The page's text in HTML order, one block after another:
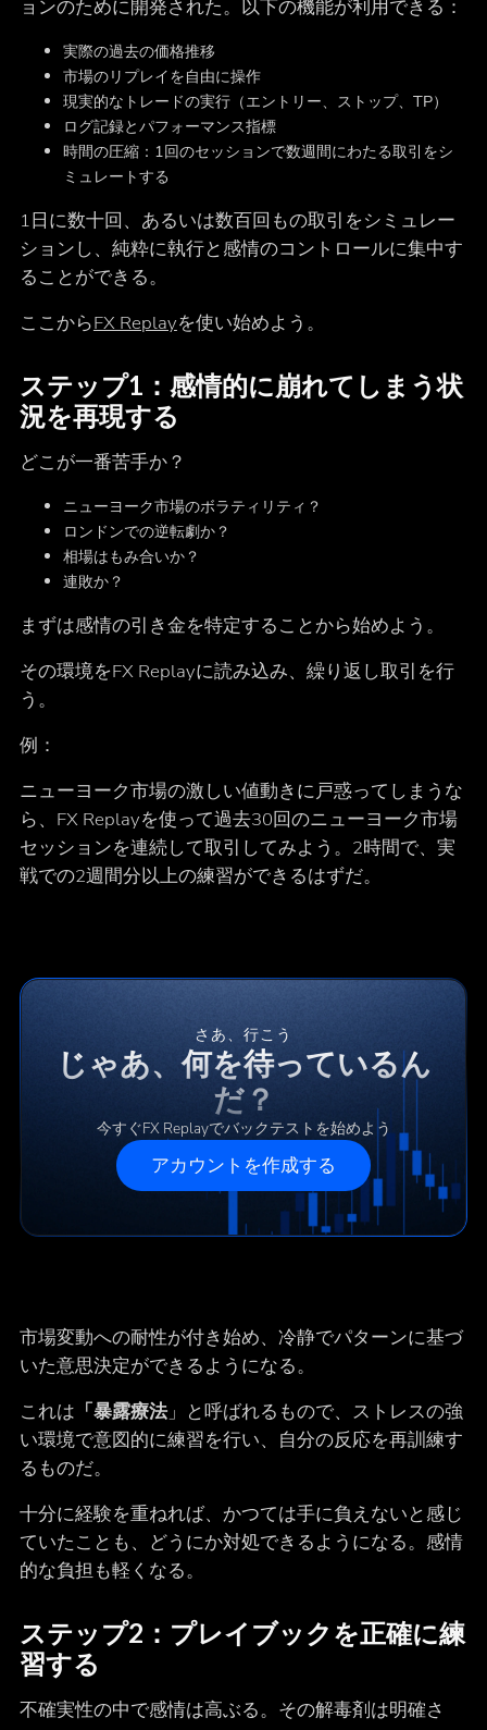
ョンのために開発された。以下の機能が利用できる：
実際の過去の価格推移
市場のリプレイを自由に操作
現実的なトレードの実行（エントリー、ストップ、TP）
ログ記録とパフォーマンス指標
時間の圧縮：1回のセッションで数週間にわたる取引をシ
ミュレートする
1日に数十回、あるいは数百回もの取引をシミュレー
ションし、純粋に執行と感情のコントロールに集中す
ることができる。
ここからFX Replayを使い始めよう。
ステップ1：感情的に崩れてしまう状
況を再現する
どこが一番苦手か？
ニューヨーク市場のボラティリティ？
ロンドンでの逆転劇か？
相場はもみ合いか？
連敗か？
まずは感情の引き金を特定することから始めよう。
その環境をFX Replayに読み込み、繰り返し取引を行
う。
例：
ニューヨーク市場の激しい値動きに戸惑ってしまうな
ら、FX Replayを使って過去30回のニューヨーク市場
セッションを連続して取引してみよう。2時間で、実
戦での2週間分以上の練習ができるはずだ。
さあ、行こう
じゃあ、何を待っているん
だ？
今すぐFX Replayでバックテストを始めよう
アカウントを作成する
市場変動への耐性が付き始め、冷静でパターンに基づ
いた意思決定ができるようになる。
これは 「暴露療法」と呼ばれるもので、ストレスの強
い環境で意図的に練習を行い、自分の反応を再訓練す
るものだ。
十分に経験を重ねれば、かつては手に負えないと感じ
ていたことも、どうにか対処できるようになる。感情
的な負担も軽くなる。
ステップ2：プレイブックを正確に練
習する
不確実性の中で感情は高ぶる。その解毒剤は明確さ